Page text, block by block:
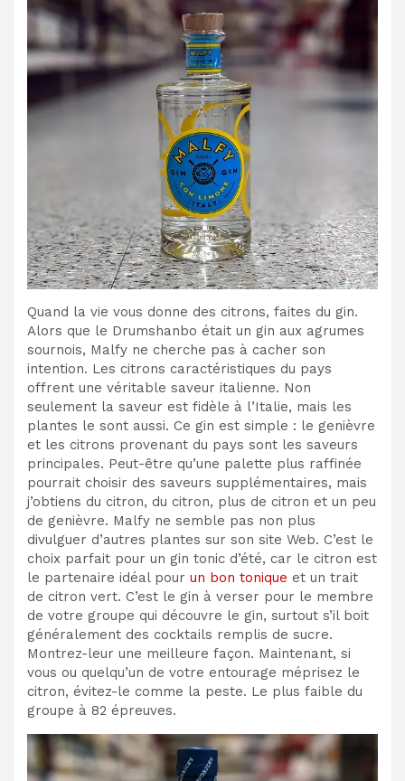
Quand la vie vous donne des citrons, faites du gin.
Alors que le Drumshanbo était un gin aux agrumes
sournois, Malfy ne cherche pas à cacher son
intention. Les citrons caractéristiques du pays
offrent une véritable saveur italienne. Non
seulement la saveur est fidèle à l’Italie, mais les
plantes le sont aussi. Ce gin est simple : le genièvre
et les citrons provenant du pays sont les saveurs
principales. Peut-être qu’une palette plus raffinée
pourrait choisir des saveurs supplémentaires, mais
j’obtiens du citron, du citron, plus de citron et un peu
de genièvre. Malfy ne semble pas non plus
divulguer d’autres plantes sur son site Web. C’est le
choix parfait pour un gin tonic d’été, car le citron est
le partenaire idéal pour un bon tonique et un trait
de citron vert. C’est le gin à verser pour le membre
de votre groupe qui découvre le gin, surtout s’il boit
généralement des cocktails remplis de sucre.
Montrez-leur une meilleure façon. Maintenant, si
vous ou quelqu’un de votre entourage méprisez le
citron, évitez-le comme la peste. Le plus faible du
groupe à 82 épreuves.